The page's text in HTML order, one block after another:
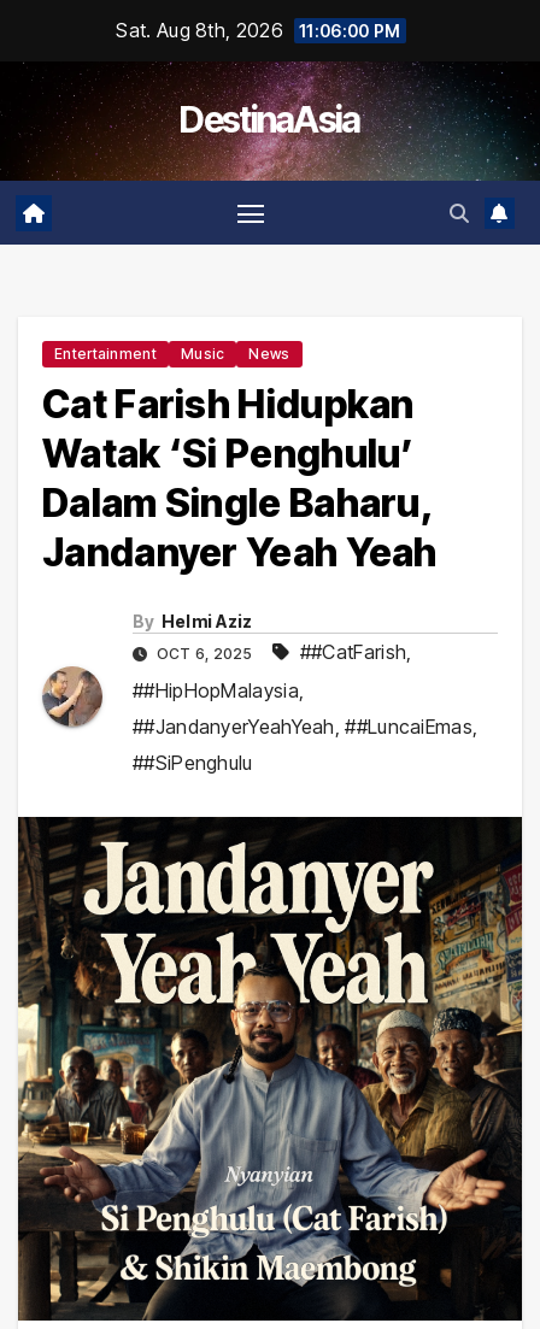
content
Sat. Aug 8th, 2026 11:06:01 PM
DestinaAsia
Entertainment Music News
Cat Farish Hidupkan
Watak ‘Si Penghulu’
Dalam Single Baharu,
Jandanyer Yeah Yeah
By Helmi Aziz
OCT 6, 2025 ##CatFarish,
##HipHopMalaysia,
##JandanyerYeahYeah,##LuncaiEmas,
##SiPenghulu